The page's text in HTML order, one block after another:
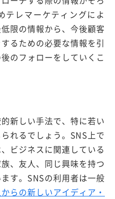
テレマーケティングによ
限の情報から、今後顧客
るための必要な情報を引
のフォローをしていくこ
新しい手法で、特に若い
れるでしょう。SNS上で
ビジネスに関連している
、友人、同じ興味を持つ
す。SNSの利用者は一般
らの新しいアイディア・